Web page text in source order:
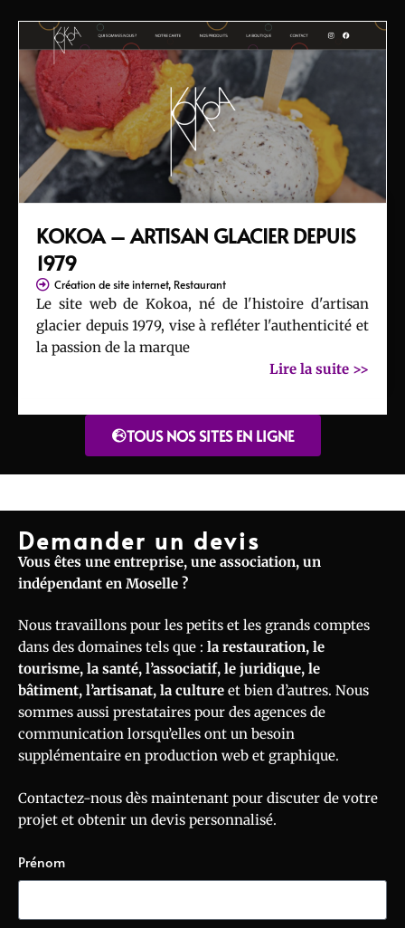
KOKOA – ARTISAN GLACIER DEPUIS
1979
Création de site internet, Restaurant
Le site web de Kokoa, né de l'histoire d'artisan
glacier depuis 1979, vise à refléter l'authenticité et
la passion de la marque
Lire la suite >>
TOUS NOS SITES EN LIGNE
Demander un devis
Vous êtes une entreprise, une association, un
indépendant en Moselle ?
Nous travaillons pour les petits et les grands comptes
dans des domaines tels que : la restauration, le
tourisme, la santé, l’associatif, le juridique, le
bâtiment, l’artisanat, la culture et bien d’autres. Nous
sommes aussi prestataires pour des agences de
communication lorsqu’elles ont un besoin
supplémentaire en production web et graphique.
Contactez-nous dès maintenant pour discuter de votre
projet et obtenir un devis personnalisé.
Prénom